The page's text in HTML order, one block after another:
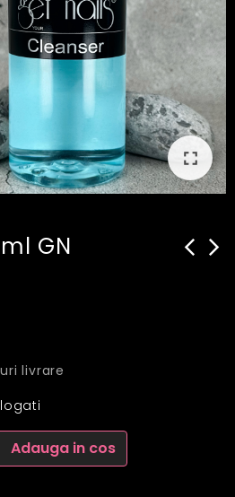
fullscreen
GN arrow_back_ios_new
livrare
Adauga in cos